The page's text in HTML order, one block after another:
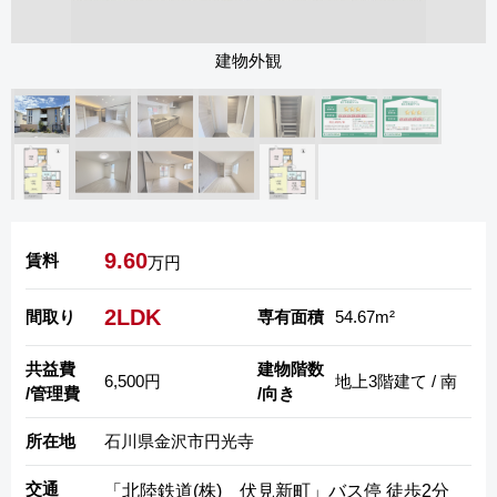
建物外観
賃料 9.60万円
間取り 2LDK
共益費
/管理費
6,500円
専有面積 54.67m²
建物階数
/向き
地上3階建て / 南
所在地 石川県金沢市円光寺
交通 「北陸鉄道(株) 伏見新町」バス停 徒歩2分